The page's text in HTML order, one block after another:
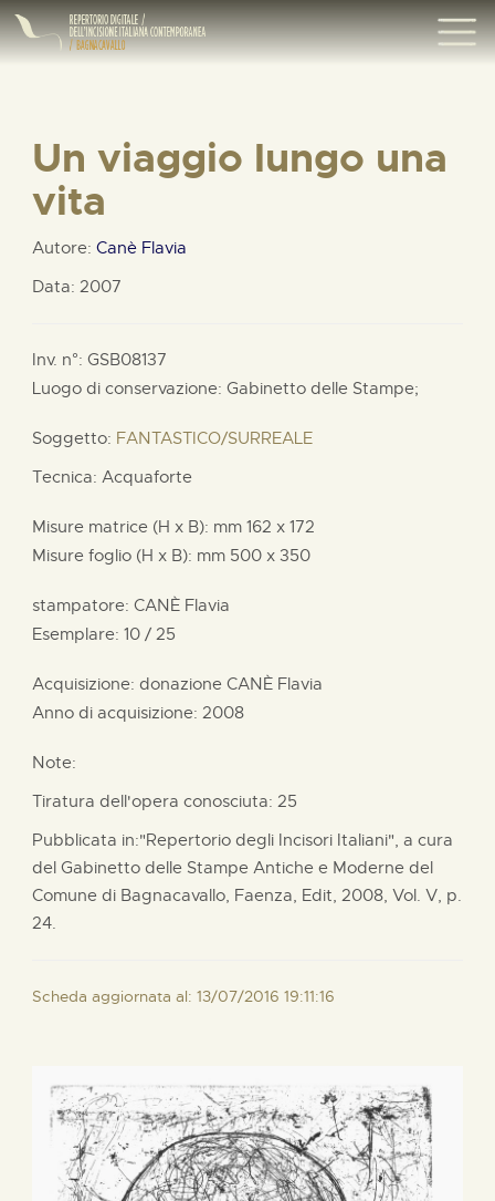
Un viaggio lungo una
vita
Autore: Canè Flavia
Data: 2007
Inv. n°: GSB08137
Luogo di conservazione: Gabinetto delle Stampe;
Soggetto: FANTASTICO/SURREALE
Tecnica: Acquaforte
Misure matrice (H x B): mm 162 x 172
Misure foglio (H x B): mm 500 x 350
stampatore: CANÈ Flavia
Esemplare: 10 / 25
Acquisizione: donazione CANÈ Flavia
Anno di acquisizione: 2008
Note:
Tiratura dell'opera conosciuta: 25
Pubblicata in:"Repertorio degli Incisori Italiani", a cura
del Gabinetto delle Stampe Antiche e Moderne del
Comune di Bagnacavallo, Faenza, Edit, 2008, Vol. V, p.
24.
Scheda aggiornata al: 13/07/2016 19:11:16